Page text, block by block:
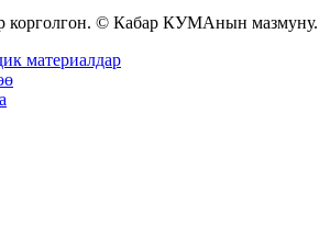
корголгон. © Кабар КУМАнын мазмуну.
материалдар